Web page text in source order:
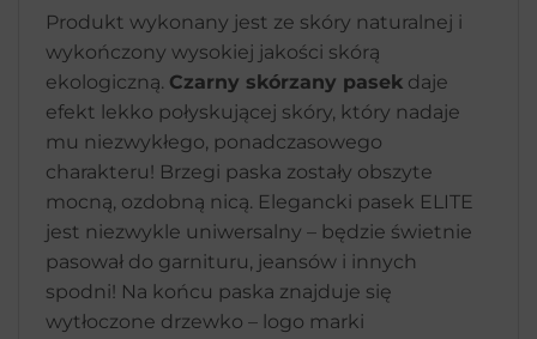
Produkt wykonany jest ze skóry naturalnej i
wykończony wysokiej jakości skórą
ekologiczną. Czarny skórzany pasek daje
efekt lekko połyskującej skóry, który nadaje
mu niezwykłego, ponadczasowego
charakteru! Brzegi paska zostały obszyte
mocną, ozdobną nicą. Elegancki pasek ELITE
jest niezwykle uniwersalny – będzie świetnie
pasował do garnituru, jeansów i innych
spodni! Na końcu paska znajduje się
wytłoczone drzewko – logo marki